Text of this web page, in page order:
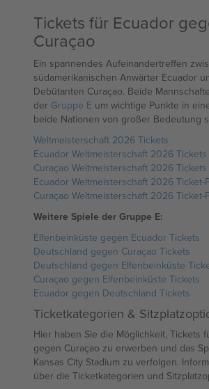
Tickets für Ecuador
Curaçao
Ein spannendes Aufeinandertreffen
südamerikanischen Anwärter Ecuador
Debütanten Curaçao. Beide
der Gruppe E um wichtige Punkte in
beide Nationen von großer Bedeutung
Weltmeisterschaft 2026 Tickets
Ecuador Weltmeisterschaft 2026 Tickets
Curaçao Weltmeisterschaft 2026 Tickets
Ecuador Weltmeisterschaft 2026 Ticket-
Curaçao Weltmeisterschaft 2026 Ticket-
Weitere Spiele der Gruppe E:
Elfenbeinküste gegen Ecuador Tickets
Deutschland gegen Curaçao Tickets
Deutschland gegen Elfenbeinküste
Curaçao gegen Elfenbeinküste Tickets
Ecuador gegen Deutschland Tickets
Ticketkategorien &
Hier haben Sie die Möglichkeit, Tickets
gegen Curaçao zu erwerben und das
Kansas City Stadium zu verfolgen.
über die Ticketkategorien und